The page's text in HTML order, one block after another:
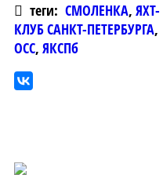
теги: СМОЛЕНКА, ЯХТ-
КЛУБ САНКТ-ПЕТЕРБУРГА,
ОСС, ЯКСПб